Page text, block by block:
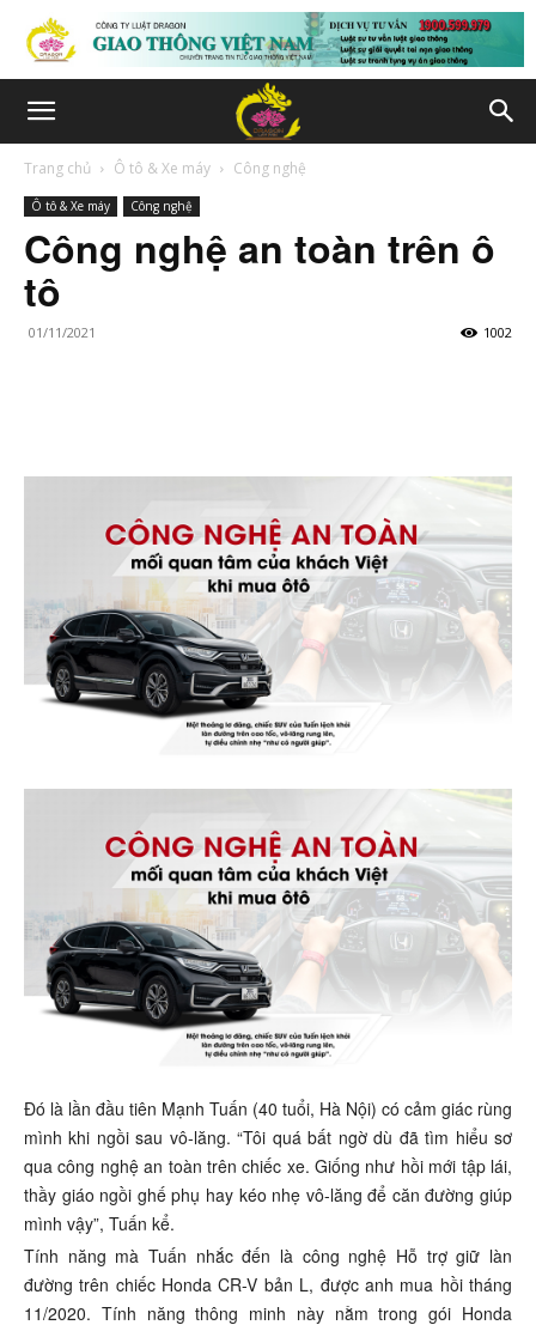
Trang chủ Ô tô & Xe máy Công nghệ
Ô tô & Xe máy Công nghệ
Công nghệ an toàn trên ô
tô
01/11/2021 1002
Đó là lần đầu tiên Mạnh Tuấn (40 tuổi, Hà Nội) có cảm giác rùng
mình khi ngồi sau vô-lăng. “Tôi quá bất ngờ dù đã tìm hiểu sơ
qua công nghệ an toàn trên chiếc xe. Giống như hồi mới tập lái,
thầy giáo ngồi ghế phụ hay kéo nhẹ vô-lăng để căn đường giúp
mình vậy”, Tuấn kể.
Tính năng mà Tuấn nhắc đến là công nghệ Hỗ trợ giữ làn
đường trên chiếc Honda CR-V bản L, được anh mua hồi tháng
11/2020. Tính năng thông minh này nằm trong gói Honda